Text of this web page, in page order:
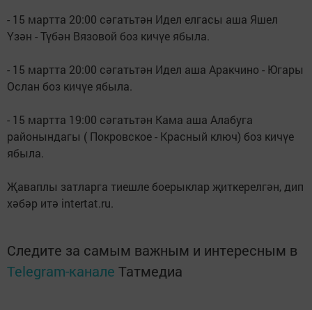
- 15 мартта 20:00 сәгатьтән Идел елгасы аша Яшел
Үзән - Түбән Вязовой боз кичүе ябыла.
- 15 мартта 20:00 сәгатьтән Идел аша Аракчино - Югары
Ослан боз кичүе ябыла.
- 15 мартта 19:00 сәгатьтән Кама аша Алабуга
районындагы ( Покровское - Красный ключ) боз кичүе
ябыла.
Җаваплы затларга тиешле боерыклар җиткерелгән, дип
хәбәр итә intertat.ru.
Следите за самым важным и интересным в
Telegram-канале Татмедиа